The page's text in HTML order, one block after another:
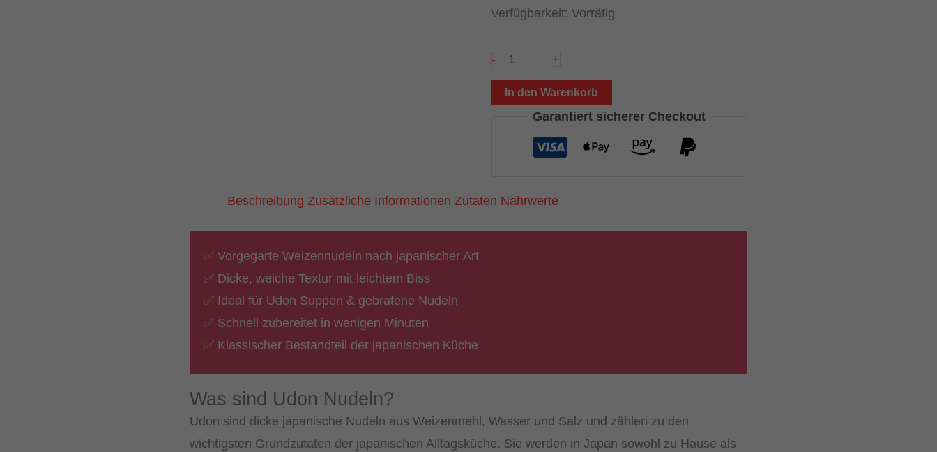
Verfügbarkeit: Vorrätig
-
200g
Weizennudeln,
vorgegart)
+
In den Warenkorb
Garantiert sicherer Checkout
Beschreibung Zusätzliche Informationen Zutaten Nährwerte
✅ Vorgegarte Weizennudeln nach japanischer Art
✅ Dicke, weiche Textur mit leichtem Biss
✅ Ideal für Udon Suppen & gebratene Nudeln
✅ Schnell zubereitet in wenigen Minuten
✅ Klassischer Bestandteil der japanischen Küche
Was sind Udon Nudeln?
Udon sind dicke japanische Nudeln aus Weizenmehl, Wasser und Salz und zählen zu den
wichtigsten Grundzutaten der japanischen Alltagsküche. Sie werden in Japan sowohl zu Hause als